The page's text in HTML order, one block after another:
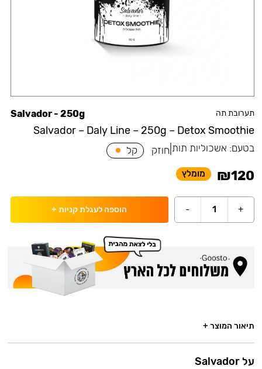
תערובת תה
Salvador – Daly Line – 250g – Detox Smoothie
Salvador - 250g
בטעם: אשכוליות תות חוזק קל
₪120 מומלץ
+
1
- הוספה לעגלת קניות +
תיאור המוצר +
על Salvador